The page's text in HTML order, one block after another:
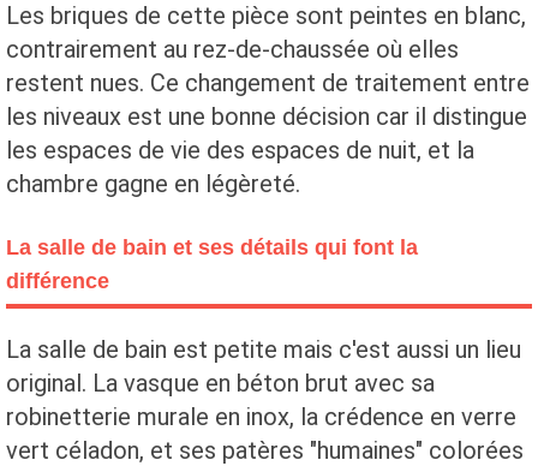
Les briques de cette pièce sont peintes en blanc,
contrairement au rez-de-chaussée où elles
restent nues. Ce changement de traitement entre
les niveaux est une bonne décision car il distingue
les espaces de vie des espaces de nuit, et la
chambre gagne en légèreté.
La salle de bain et ses détails qui font la
différence
La salle de bain est petite mais c'est aussi un lieu
original. La vasque en béton brut avec sa
robinetterie murale en inox, la crédence en verre
vert céladon, et ses patères "humaines" colorées